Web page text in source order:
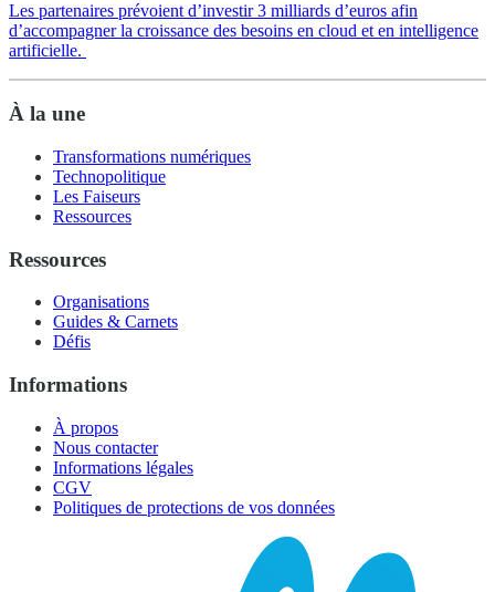
Les partenaires prévoient d’investir 3 milliards d’euros afin
d’accompagner la croissance des besoins en cloud et en intelligence
artificielle.
À la une
Transformations numériques
Technopolitique
Les Faiseurs
Ressources
Ressources
Organisations
Guides & Carnets
Défis
Informations
À propos
Nous contacter
Informations légales
CGV
Politiques de protections de vos données